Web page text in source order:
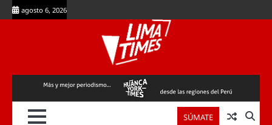
Skip
to
agosto 6, 2026
SÚMATE